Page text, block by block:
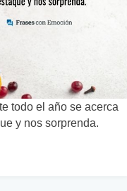
todo el año se acerca
y nos sorprenda.